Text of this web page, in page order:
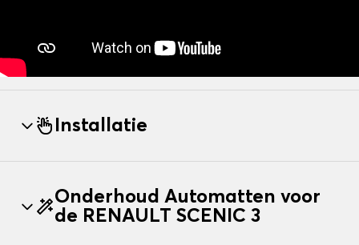
Installatie
Onderhoud Automatten voor
de RENAULT SCENIC 3